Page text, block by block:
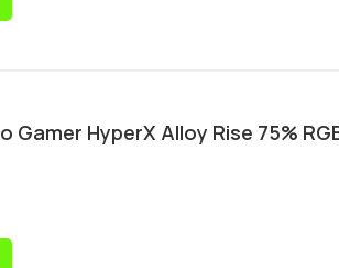
Gamer HyperX Alloy Rise 75%